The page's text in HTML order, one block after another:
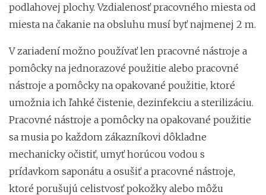
podlahovej plochy. Vzdialenosť pracovného miesta od
miesta na čakanie na obsluhu musí byť najmenej 2 m.
V zariadení možno používať len pracovné nástroje a
pomôcky na jednorazové použitie alebo pracovné
nástroje a pomôcky na opakované použitie, ktoré
umožnia ich ľahké čistenie, dezinfekciu a sterilizáciu.
Pracovné nástroje a pomôcky na opakované použitie
sa musia po každom zákazníkovi dôkladne
mechanicky očistiť, umyť horúcou vodou s
prídavkom saponátu a osušiť a pracovné nástroje,
ktoré porušujú celistvosť pokožky alebo môžu